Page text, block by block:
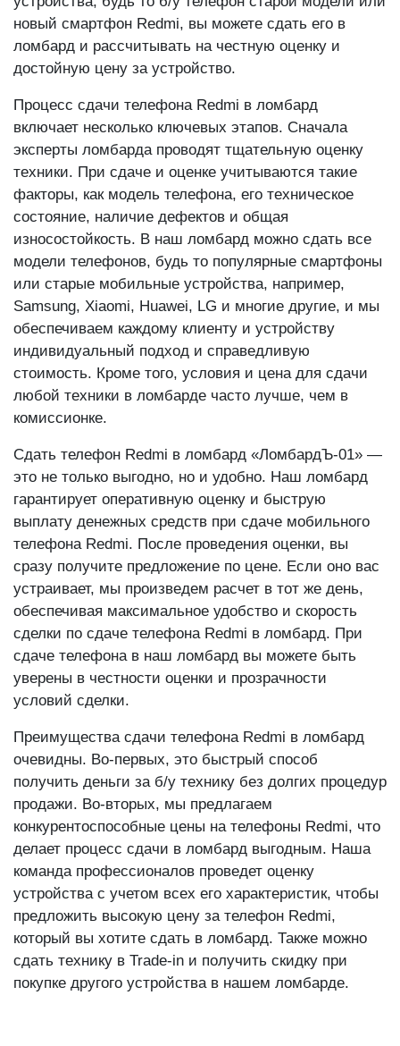
новый смартфон Redmi, вы можете сдать его в
ломбард и рассчитывать на честную оценку и
достойную цену за устройство.
Процесс сдачи телефона Redmi в ломбард
включает несколько ключевых этапов. Сначала
эксперты ломбарда проводят тщательную оценку
техники. При сдаче и оценке учитываются такие
факторы, как модель телефона, его техническое
состояние, наличие дефектов и общая
износостойкость. В наш ломбард можно сдать все
модели телефонов, будь то популярные смартфоны
или старые мобильные устройства, например,
Samsung, Xiaomi, Huawei, LG и многие другие, и мы
обеспечиваем каждому клиенту и устройству
индивидуальный подход и справедливую
стоимость. Кроме того, условия и цена для сдачи
любой техники в ломбарде часто лучше, чем в
комиссионке.
Сдать телефон Redmi в ломбард «ЛомбардЪ-01» —
это не только выгодно, но и удобно. Наш ломбард
гарантирует оперативную оценку и быструю
выплату денежных средств при сдаче мобильного
телефона Redmi. После проведения оценки, вы
сразу получите предложение по цене. Если оно вас
устраивает, мы произведем расчет в тот же день,
обеспечивая максимальное удобство и скорость
сделки по сдаче телефона Redmi в ломбард. При
сдаче телефона в наш ломбард вы можете быть
уверены в честности оценки и прозрачности
условий сделки.
Преимущества сдачи телефона Redmi в ломбард
очевидны. Во-первых, это быстрый способ
получить деньги за б/у технику без долгих процедур
продажи. Во-вторых, мы предлагаем
конкурентоспособные цены на телефоны Redmi, что
делает процесс сдачи в ломбард выгодным. Наша
команда профессионалов проведет оценку
устройства с учетом всех его характеристик, чтобы
предложить высокую цену за телефон Redmi,
который вы хотите сдать в ломбард. Также можно
сдать технику в Trade-in и получить скидку при
покупке другого устройства в нашем ломбарде.